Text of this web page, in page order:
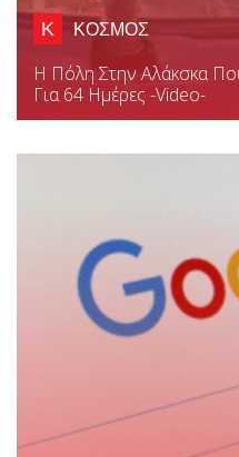
Κ ΚΟΣΜΟΣ
Η Πόλη Στην Αλάκσκα
Για 64 Ημέρες -video-